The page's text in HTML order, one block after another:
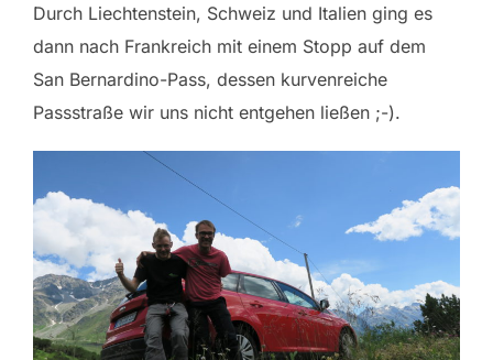
Durch Liechtenstein, Schweiz und Italien ging es
dann nach Frankreich mit einem Stopp auf dem
San Bernardino-Pass, dessen kurvenreiche
Passstraße wir uns nicht entgehen ließen ;-).